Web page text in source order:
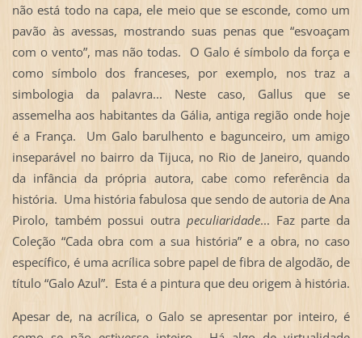
não está todo na capa, ele meio que se esconde, como um
pavão às avessas, mostrando suas penas que “esvoaçam
com o vento”, mas não todas. O Galo é símbolo da força e
como símbolo dos franceses, por exemplo, nos traz a
simbologia da palavra... Neste caso, Gallus que se
assemelha aos habitantes da Gália, antiga região onde hoje
é a França. Um Galo barulhento e bagunceiro, um amigo
inseparável no bairro da Tijuca, no Rio de Janeiro, quando
da infância da própria autora, cabe como referência da
história. Uma história fabulosa que sendo de autoria de Ana
Pirolo, também possui outra peculiaridade... Faz parte da
Coleção “Cada obra com a sua história” e a obra, no caso
específico, é uma acrílica sobre papel de fibra de algodão, de
título “Galo Azul”. Esta é a pintura que deu origem à história.
Apesar de, na acrílica, o Galo se apresentar por inteiro, é